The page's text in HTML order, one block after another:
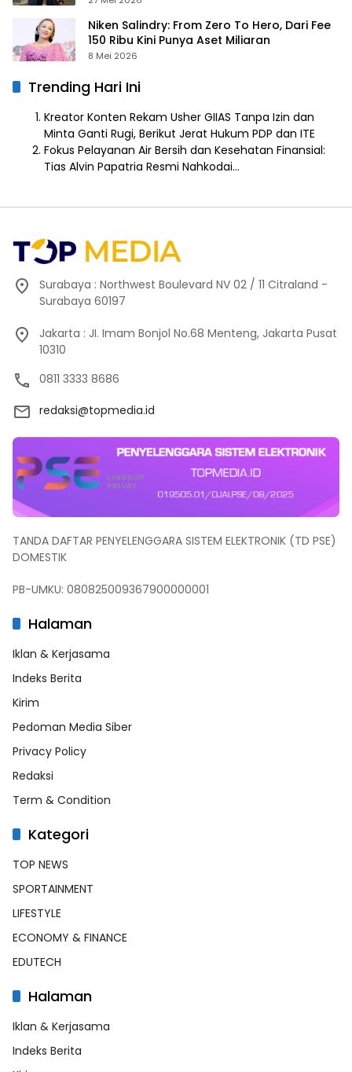
Niken Salindry: From Zero To Hero, Dari Fee
150 Ribu Kini Punya Aset Miliaran
8 Mei 2026
Trending Hari Ini
Kreator Konten Rekam Usher GIIAS Tanpa Izin dan
Minta Ganti Rugi, Berikut Jerat Hukum PDP dan ITE
Fokus Pelayanan Air Bersih dan Kesehatan Finansial:
Tias Alvin Papatria Resmi Nahkodai…
Surabaya : Northwest Boulevard NV 02 / 11 Citraland -
Surabaya 60197
Jakarta : JI. Imam Bonjol No.68 Menteng, Jakarta Pusat
10310
0811 3333 8686
redaksi@topmedia.id
TANDA DAFTAR PENYELENGGARA SISTEM ELEKTRONIK (TD PSE)
DOMESTIK
PB-UMKU: 080825009367900000001
Halaman
Iklan & Kerjasama
Indeks Berita
Kirim
Pedoman Media Siber
Privacy Policy
Redaksi
Term & Condition
Kategori
TOP NEWS
SPORTAINMENT
LIFESTYLE
ECONOMY & FINANCE
EDUTECH
Halaman
Iklan & Kerjasama
Indeks Berita